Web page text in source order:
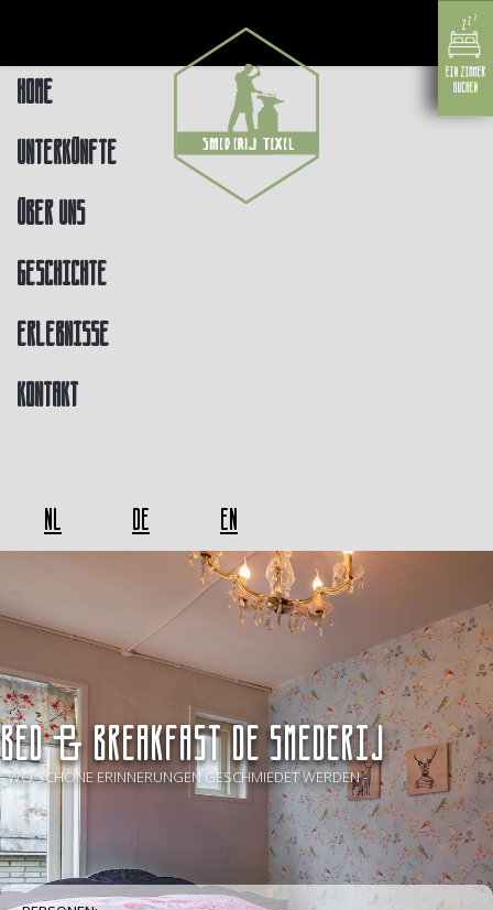
Home
Unterkünfte
Über uns
Geschichte
Erlebnisse
Kontakt
NL DE EN
BED & BREAKFAST De Smederij
- WO SCHÖNE ERINNERUNGEN GESCHMIEDET WERDEN -